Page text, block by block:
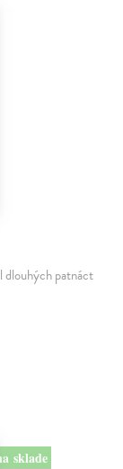
dlouhých patnáct
sklade